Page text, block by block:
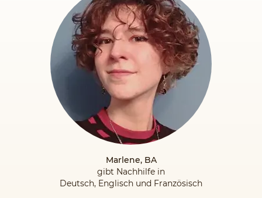
Marlene, BA
gibt Nachhilfe in
Deutsch, Englisch und Französisch